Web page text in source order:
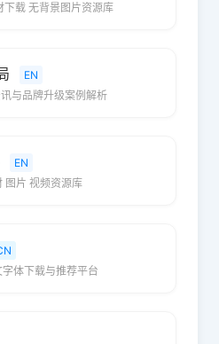
下载 无背景图片资源库
EN
与品牌升级案例解析
EN
图片 视频资源库
体下载与推荐平台